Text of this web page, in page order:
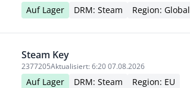
Auf Lager DRM: Steam Region: Global
Steam Key
2377205Aktualisiert: 6:20 07.08.2026
Auf Lager DRM: Steam Region: EU